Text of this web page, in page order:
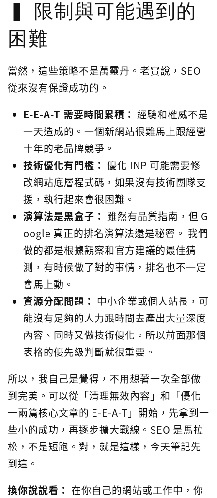
限制與可能遇到的
困難
當然，這些策略不是萬靈丹。老實說，SEO
從來沒有保證成功的。
E-E-A-T 需要時間累積： 經驗和權威不是
一天造成的。一個新網站很難馬上跟經營
十年的老品牌競爭。
技術優化有門檻： 優化 INP 可能需要修
改網站底層程式碼，如果沒有技術團隊支
援，執行起來會很困難。
演算法是黑盒子： 雖然有品質指南，但 G
oogle 真正的排名演算法還是秘密。 我們
做的都是根據觀察和官方建議的最佳猜
測，有時候做了對的事情，排名也不一定
會馬上動。
資源分配問題： 中小企業或個人站長，可
能沒有足夠的人力跟時間去產出大量深度
內容、同時又做技術優化。所以前面那個
表格的優先級判斷就很重要。
所以，我自己是覺得，不用想著一次全部做
到完美。可以從「清理無效內容」和「優化
一兩篇核心文章的 E-E-A-T」開始，先拿到一
些小的成功，再逐步擴大戰線。SEO 是馬拉
松，不是短跑。對，就是這樣，今天筆記先
到這。
換你說說看： 在你自己的網站或工作中，你